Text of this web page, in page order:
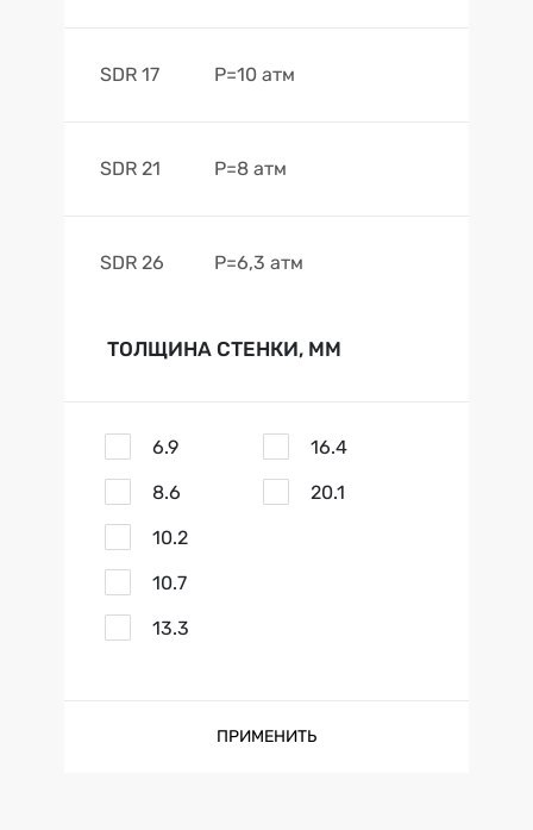
SDR 17 Р=10 атм
SDR 21 Р=8 атм
SDR 26 Р=6,3 атм
ТОЛЩИНА СТЕНКИ, ММ
6.9
8.6
10.2
10.7
13.3
16.4
20.1
ПРИМЕНИТЬ